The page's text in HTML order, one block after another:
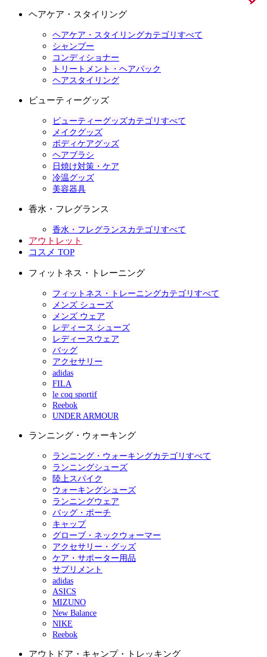
ヘアケア・スタイリング
ヘアケア・スタイリングカテゴリすべて
シャンプー
コンディショナー
トリートメント・ヘアパック
ヘアスタイリング
ビューティーグッズ
ビューティーグッズカテゴリすべて
メイクグッズ
ボディケアグッズ
ヘアブラシ
日焼け対策・ケア
冷温グッズ
美容器具
香水・フレグランス
香水・フレグランスカテゴリすべて
アウトレット
コスメ TOP
フィットネス・トレーニング
フィットネス・トレーニングカテゴリすべて
メンズ シューズ
メンズ ウェア
レディース シューズ
レディースウェア
バッグ
アクセサリー
adidas
FILA
le coq sportif
Reebok
UNDER ARMOUR
ランニング・ウォーキング
ランニング・ウォーキングカテゴリすべて
ランニングシューズ
陸上スパイク
ウォーキングシューズ
ランニングウェア
バッグ・ポーチ
キャップ
グローブ・ネックウォーマー
アクセサリー・グッズ
ケア・サポーター用品
サプリメント
adidas
ASICS
MIZUNO
New Balance
NIKE
Reebok
アウトドア・キャンプ・トレッキング